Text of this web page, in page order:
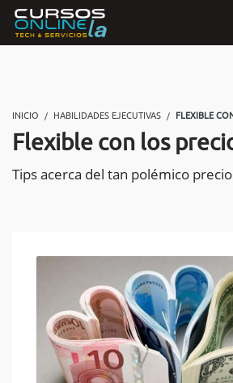
INICIO HABILIDADES EJECUTIVAS FLEXIBLE
Flexible con los
Tips acerca del tan polémico